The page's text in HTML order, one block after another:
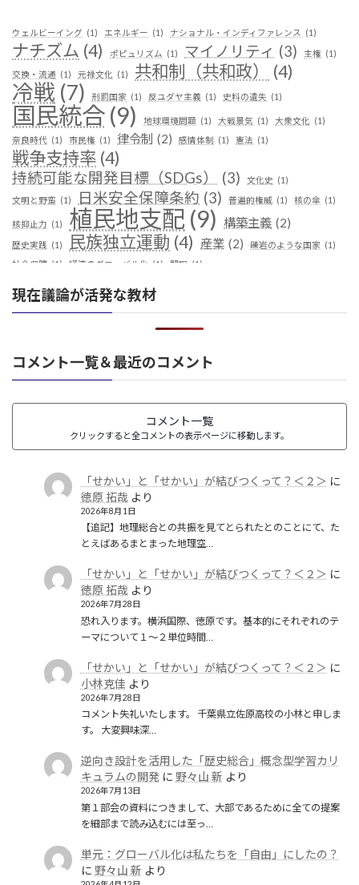
ウェルビーイング (1) エネルギー (1) ナショナル・インディファレンス (1)
ナチズム (4) ポピュリズム (1) マイノリティ (3) 主権 (1)
交換・流通 (1) 元禄文化 (1) 共和制（共和政） (4)
冷戦 (7) 刑罰国家 (1) 反ユダヤ主義 (1) 史料の遺失 (1)
国民統合 (9) 地球環境問題 (1) 大戦景気 (1) 大衆文化 (1)
奈良時代 (1) 市民権 (1) 律令制 (2) 感情体制 (1) 憲法 (1)
戦争支持率 (4)
持続可能な開発目標（SDGs） (3) 文化史 (1)
文明と野蛮 (1) 日米安全保障条約 (3) 普遍的権威 (1) 核の傘 (1)
核抑止力 (1) 植民地支配 (9) 構築主義 (2)
歴史実践 (1) 民族独立運動 (4) 産業 (2) 礫岩のような国家 (1)
社会保障 (1) 経済のグローバル化 (1) 翻訳 (1)
革命 (1)
現在議論が活発な教材
コメント一覧＆最近のコメント
コメント一覧
クリックすると全コメントの表示ページに移動します。
「せかい」と「せかい」が結びつくって？＜２＞ に
徳原 拓哉 より
2026年8月1日
【追記】地理総合との共振を見てとられたとのことにて、た
とえばあるまとまった地理空…
「せかい」と「せかい」が結びつくって？＜２＞ に
徳原 拓哉 より
2026年7月28日
恐れ入ります。横浜国際、徳原です。基本的にそれぞれのテ
ーマについて１〜２単位時間…
「せかい」と「せかい」が結びつくって？＜２＞ に
小林克佳 より
2026年7月28日
コメント失礼いたします。 千葉県立佐原高校の小林と申しま
す。 大変興味深…
逆向き設計を活用した「歴史総合」概念型学習カリ
キュラムの開発に 野々山 新 より
2026年7月13日
第１部会の資料につきまして、大部であるために全ての提案
を細部まで読み込むには至っ…
単元：グローバル化は私たちを「自由」にしたの？
に 野々山 新 より